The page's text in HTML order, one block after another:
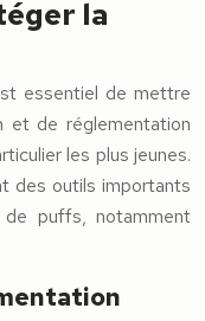
la
essentiel de mettre
et de réglementation
les plus jeunes.
des outils importants
puffs, notamment